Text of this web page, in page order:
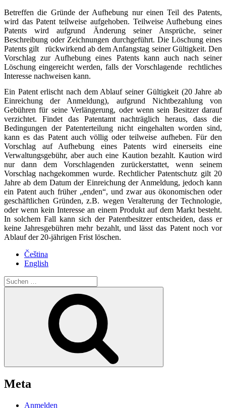
Betreffen die Gründe der Aufhebung nur einen Teil des Patents,
wird das Patent teilweise aufgehoben. Teilweise Aufhebung eines
Patents wird aufgrund Änderung seiner Ansprüche, seiner
Beschreibung oder Zeichnungen durchgeführt. Die Löschung eines
Patents gilt rückwirkend ab dem Anfangstag seiner Gültigkeit. Den
Vorschlag zur Aufhebung eines Patents kann auch nach seiner
Löschung eingereicht werden, falls der Vorschlagende rechtliches
Interesse nachweisen kann.
Ein Patent erlischt nach dem Ablauf seiner Gültigkeit (20 Jahre ab
Einreichung der Anmeldung), aufgrund Nichtbezahlung von
Gebühren für seine Verlängerung, oder wenn sein Besitzer darauf
verzichtet. Findet das Patentamt nachträglich heraus, dass die
Bedingungen der Patenterteilung nicht eingehalten worden sind,
kann es das Patent auch völlig oder teilweise aufheben. Für den
Vorschlag auf Aufhebung eines Patents wird einerseits eine
Verwaltungsgebühr, aber auch eine Kaution bezahlt. Kaution wird
nur dann dem Vorschlagenden zurückerstattet, wenn seinem
Vorschlag nachgekommen wurde. Rechtlicher Patentschutz gilt 20
Jahre ab dem Datum der Einreichung der Anmeldung, jedoch kann
ein Patent auch früher „enden“, und zwar aus ökonomischen oder
geschäftlichen Gründen, z.B. wegen Veralterung der Technologie,
oder wenn kein Interesse an einem Produkt auf dem Markt besteht.
In solchem Fall kann sich der Patentbesitzer entscheiden, dass er
keine Jahresgebühren mehr bezahlt, und lässt das Patent noch vor
Ablauf der 20-jährigen Frist löschen.
Čeština
English
Suche
nach:
Meta
Anmelden